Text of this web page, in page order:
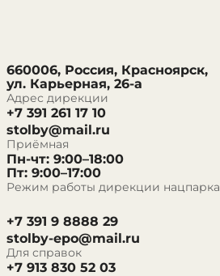
660006, Россия, Красноярск,
ул. Карьерная, 26-а
Адрес дирекции
+7 391 261 17 10
stolby@mail.ru
Приёмная
Пн-чт: 9:00–18:00
Пт: 9:00–17:00
Режим работы дирекции нацпарка
+7 391 9 8888 29
stolby-epo@mail.ru
Для справок
+7 913 830 52 03